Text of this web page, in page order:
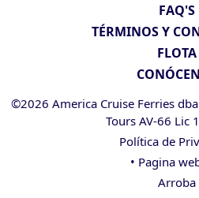
FAQ'S
TÉRMINOS Y
FLOTA
©2026 America Cruise Ferries
Tours AV-66 Lic
Política de
• Pagina
Arroba